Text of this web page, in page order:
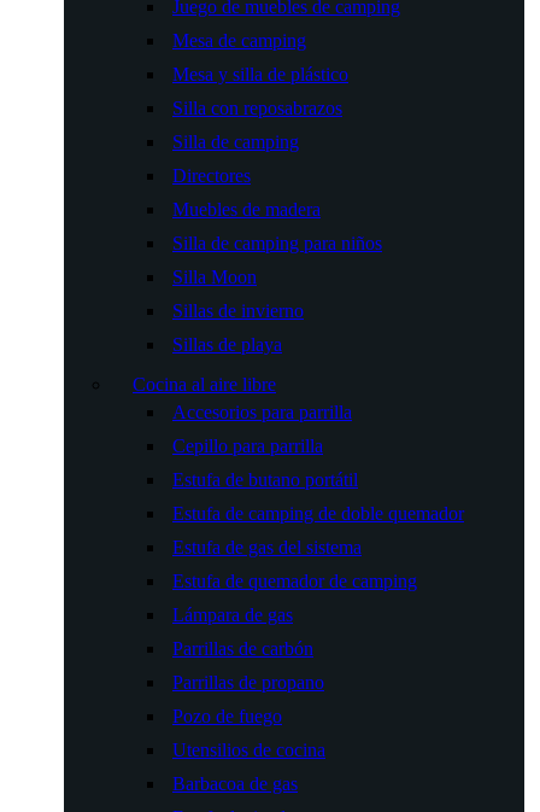
Juego de muebles de camping
Mesa de camping
Mesa y silla de plástico
Silla con reposabrazos
Silla de camping
Directores
Muebles de madera
Silla de camping para niños
Silla Moon
Sillas de invierno
Sillas de playa
Cocina al aire libre
Accesorios para parrilla
Cepillo para parrilla
Estufa de butano portátil
Estufa de camping de doble quemador
Estufa de gas del sistema
Estufa de quemador de camping
Lámpara de gas
Parrillas de carbón
Parrillas de propano
Pozo de fuego
Utensilios de cocina
Barbacoa de gas